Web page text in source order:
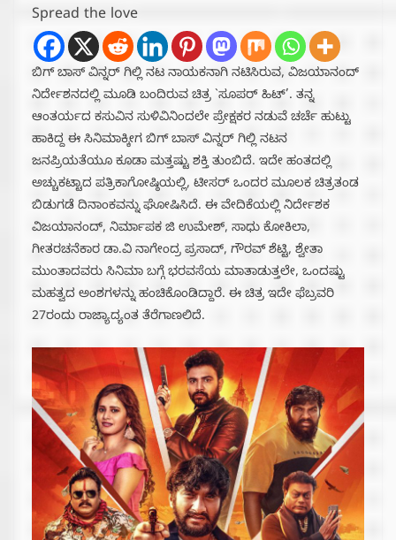
Spread the love
ಬಿಗ್ ಬಾಸ್ ವಿನ್ನರ್ ಗಿಲ್ಲಿ ನಟ ನಾಯಕನಾಗಿ ನಟಿಸಿರುವ, ವಿಜಯಾನಂದ್
ನಿರ್ದೇಶನದಲ್ಲಿ ಮೂಡಿ ಬಂದಿರುವ ಚಿತ್ರ `ಸೂಪರ್ ಹಿಟ್’. ತನ್ನ
ಆಂತರ್ಯದ ಕಸುವಿನ ಸುಳಿವಿನಿಂದಲೇ ಪ್ರೇಕ್ಷಕರ ನಡುವೆ ಚರ್ಚೆ ಹುಟ್ಟು
ಹಾಕಿದ್ದ ಈ ಸಿನಿಮಾಕ್ಕೀಗ ಬಿಗ್ ಬಾಸ್ ವಿನ್ನರ್ ಗಿಲ್ಲಿ ನಟನ
ಜನಪ್ರಿಯತೆಯೂ ಕೂಡಾ ಮತ್ತಷ್ಟು ಶಕ್ತಿ ತುಂಬಿದೆ. ಇದೇ ಹಂತದಲ್ಲಿ
ಅಚ್ಚುಕಟ್ಟಾದ ಪತ್ರಿಕಾಗೋಷ್ಠಿಯಲ್ಲಿ, ಟೀಸರ್ ಒಂದರ ಮೂಲಕ ಚಿತ್ರತಂಡ
ಬಿಡುಗಡೆ ದಿನಾಂಕವನ್ನು ಘೋಷಿಸಿದೆ. ಈ ವೇದಿಕೆಯಲ್ಲಿ ನಿರ್ದೇಶಕ
ವಿಜಯಾನಂದ್, ನಿರ್ಮಾಪಕ ಜಿ ಉಮೇಶ್, ಸಾಧು ಕೋಕಿಲಾ,
ಗೀತರಚನೆಕಾರ ಡಾ.ವಿ ನಾಗೇಂದ್ರ ಪ್ರಸಾದ್, ಗೌರವ್ ಶೆಟ್ಟಿ, ಶ್ವೇತಾ
ಮುಂತಾದವರು ಸಿನಿಮಾ ಬಗ್ಗೆ ಭರವಸೆಯ ಮಾತಾಡುತ್ತಲೇ, ಒಂದಷ್ಟು
ಮಹತ್ವದ ಅಂಶಗಳನ್ನು ಹಂಚಿಕೊಂಡಿದ್ದಾರೆ. ಈ ಚಿತ್ರ ಇದೇ ಫೆಬ್ರವರಿ
27ರಂದು ರಾಜ್ಯಾದ್ಯಂತ ತೆರೆಗಾಣಲಿದೆ.